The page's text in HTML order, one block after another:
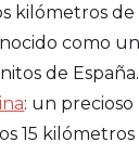
kilómetros
como
de España.
: un
15